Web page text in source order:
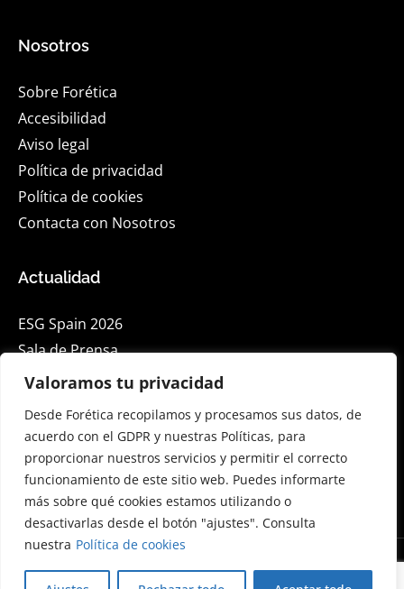
Valoramos tu privacidad
Desde Forética recopilamos y procesamos sus datos, de
acuerdo con el GDPR y nuestras Políticas, para
proporcionar nuestros servicios y permitir el correcto
funcionamiento de este sitio web. Puedes informarte
más sobre qué cookies estamos utilizando o
desactivarlas desde el botón "ajustes". Consulta
nuestra Política de cookies
Nosotros
Sobre Forética
Accesibilidad
Aviso legal
Política de privacidad
Política de cookies
Contacta con Nosotros
Actualidad
ESG Spain 2026
Sala de Prensa
Blog
Suscríbete a nuestra Newsletter en Linkedin
© 2026 Forética. Todos los derechos reservados